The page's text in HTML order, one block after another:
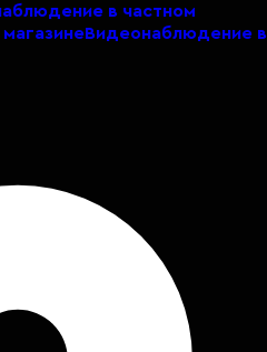
в частном
Видеонаблюдение в